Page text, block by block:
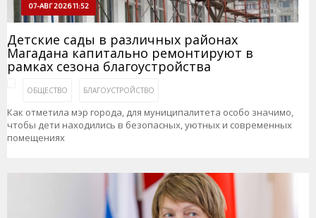
07-АВГ 2026 11:52
Детские сады в различных районах
Магадана капитально ремонтируют в
рамках сезона благоустройства
ОБЩЕСТВО БЛАГОУСТРОЙСТВО
Как отметила мэр города, для муниципалитета особо значимо,
чтобы дети находились в безопасных, уютных и современных
помещениях